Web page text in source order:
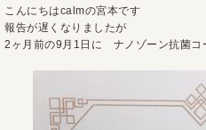
こんにちはcalmの宮本です
報告が遅くなりましたが
2ヶ月前の9月1日に ナノゾーン抗菌コ